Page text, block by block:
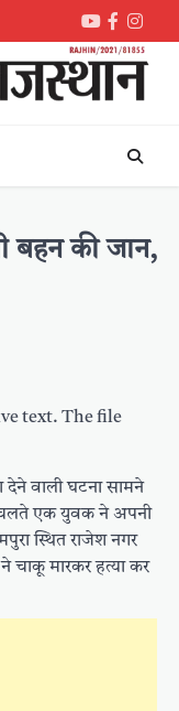
Youtube
बहन की जान,
वाली घटना सामने
एक युवक ने अपनी
स्थित राजेश नगर
चाकू मारकर हत्या कर